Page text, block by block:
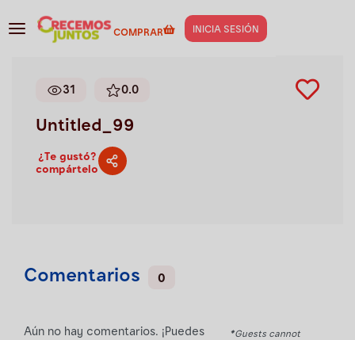
COMPRAR INICIA SESIÓN
Gestión de negocios>Untitled_99
31 0.0
Untitled_99
¿Te gustó?
compártelo
Comentarios 0
Aún no hay comentarios. ¡Puedes
*Guests cannot